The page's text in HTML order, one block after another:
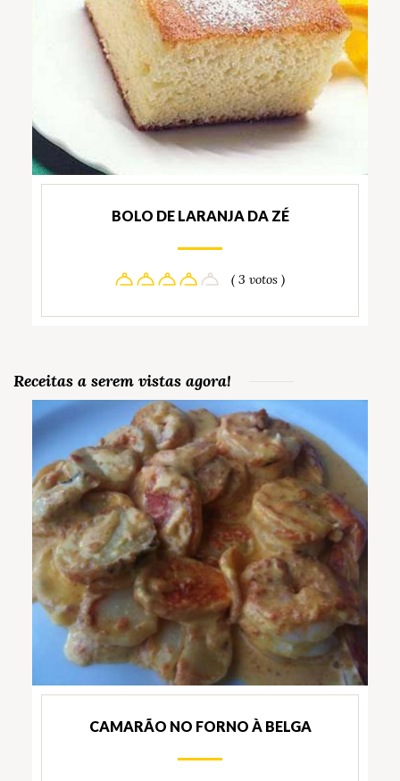
BOLO DE LARANJA DA ZÉ
( 3 votos )
Receitas a serem vistas agora!
CAMARÃO NO FORNO À BELGA